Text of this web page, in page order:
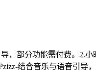
，部分功能需付费。2.
结合音乐与语音引导